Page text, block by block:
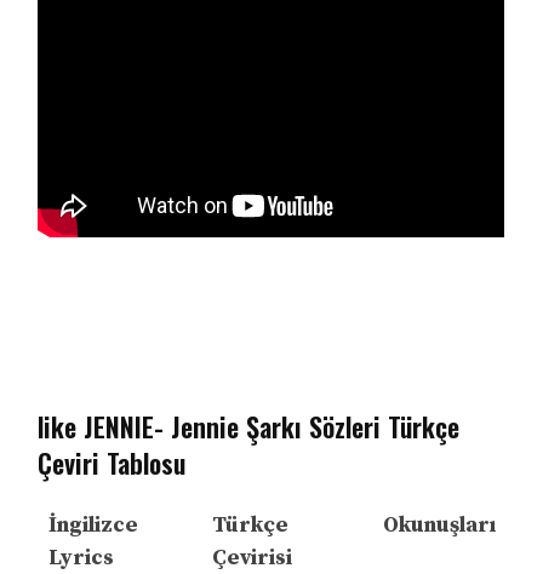
like JENNIE- Jennie Şarkı Sözleri Türkçe
Çeviri Tablosu
İngilizce
Lyrics
Türkçe
Çevirisi
Okunuşları